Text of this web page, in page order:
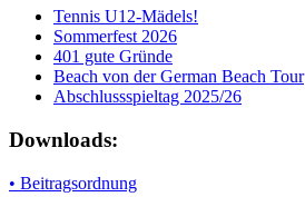
Tennis U12-Mädels!
Sommerfest 2026
401 gute Gründe
Beach von der German Beach Tour
Abschlussspieltag 2025/26
Downloads:
• Beitragsordnung